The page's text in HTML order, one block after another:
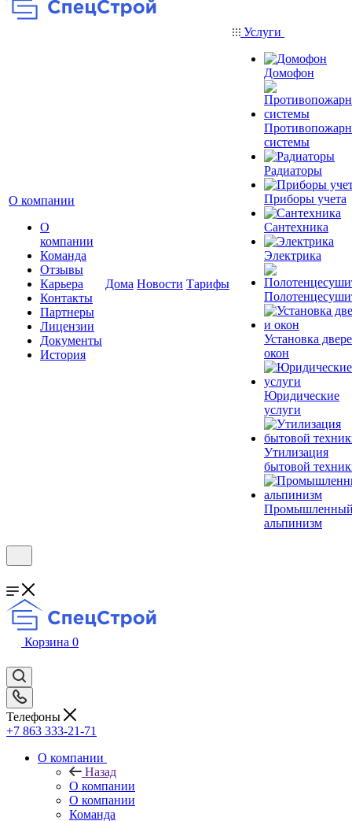
О компании
О
компании
Команда
Отзывы
Карьера
Контакты
Партнеры
Лицензии
Документы
История
Дома Новости Тарифы
Услуги
Домофон
системы
Радиаторы
Приборы учета
Сантехника
Электрика
Установка
окон
Юридические
услуги
Утилизация
бытовой
альпинизм
Корзина 0
Телефоны
+7 863 333-21-71
О компании
Назад
О компании
О компании
Команда